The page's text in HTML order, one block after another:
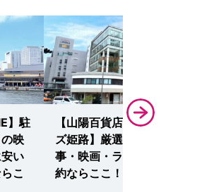
】駐
映
い
こ
【山陽百貨店・アースシネマ
ズ姫路】厳選15駐車場！催
事・映画・ランチに安い・予
約ならここ！